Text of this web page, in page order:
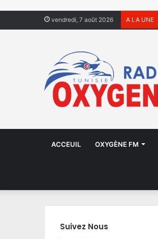
vendredi, 7 août 2026 A LA UNE
ACCEUIL OXYGÈNE FM
Suivez Nous